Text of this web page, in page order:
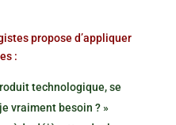
propose d’appliquer
:
technologique, se
vraiment besoin ? »